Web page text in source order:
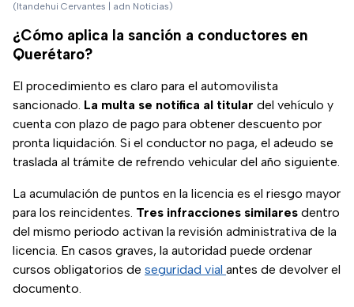
(Itandehui Cervantes | adn Noticias)
¿Cómo aplica la sanción a conductores en
Querétaro?
El procedimiento es claro para el automovilista
sancionado. La multa se notifica al titular del vehículo y
cuenta con plazo de pago para obtener descuento por
pronta liquidación. Si el conductor no paga, el adeudo se
traslada al trámite de refrendo vehicular del año siguiente.
La acumulación de puntos en la licencia es el riesgo mayor
para los reincidentes. Tres infracciones similares dentro
del mismo periodo activan la revisión administrativa de la
licencia. En casos graves, la autoridad puede ordenar
cursos obligatorios de seguridad vial antes de devolver el
documento.